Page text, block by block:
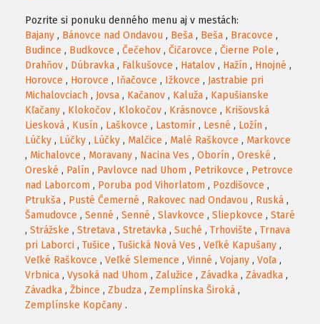
Pozrite si ponuku denného menu aj v mestách:
Bajany , Bánovce nad Ondavou , Beša , Beša , Bracovce ,
Budince , Budkovce , Čečehov , Čičarovce , Čierne Pole ,
Drahňov , Dúbravka , Falkušovce , Hatalov , Hažín , Hnojné ,
Horovce , Horovce , Iňačovce , Ižkovce , Jastrabie pri
Michalovciach , Jovsa , Kačanov , Kaluža , Kapušianske
Kľačany , Klokočov , Klokočov , Krásnovce , Krišovská
Liesková , Kusín , Laškovce , Lastomír , Lesné , Ložín ,
Lúčky , Lúčky , Lúčky , Malčice , Malé Raškovce , Markovce
, Michalovce , Moravany , Nacina Ves , Oborín , Oreské ,
Oreské , Palín , Pavlovce nad Uhom , Petrikovce , Petrovce
nad Laborcom , Poruba pod Vihorlatom , Pozdišovce ,
Ptrukša , Pusté Čemerné , Rakovec nad Ondavou , Ruská ,
Šamudovce , Senné , Senné , Slavkovce , Sliepkovce , Staré
, Strážske , Stretava , Stretavka , Suché , Trhovište , Trnava
pri Laborci , Tušice , Tušická Nová Ves , Veľké Kapušany ,
Veľké Raškovce , Veľké Slemence , Vinné , Vojany , Voľa ,
Vrbnica , Vysoká nad Uhom , Zalužice , Závadka , Závadka ,
Závadka , Žbince , Zbudza , Zemplínska Široká ,
Zemplínske Kopčany .